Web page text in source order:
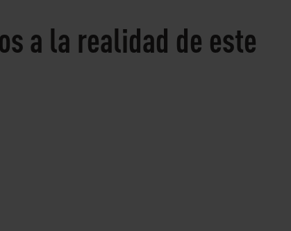
a la realidad de este